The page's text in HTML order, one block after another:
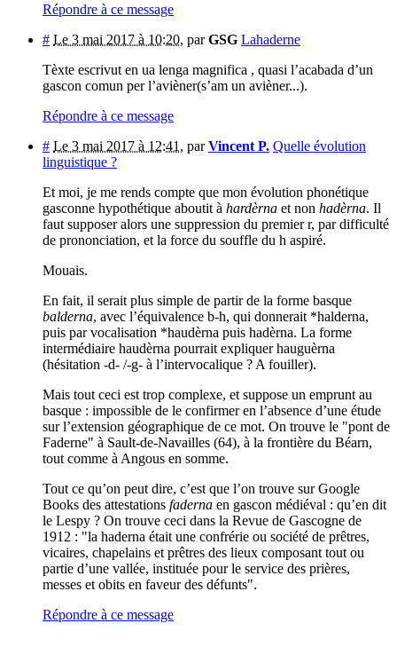
Répondre à ce message
# Le 3 mai 2017 à 10:20, parGSG Lahaderne
Tèxte escrivut en ua lenga magnifica , quasi l’acabada d’un
gascon comun per l’avièner(s’am un avièner...).
Répondre à ce message
# Le 3 mai 2017 à 12:41 , parVincent P. Quelle évolution
linguistique ?
Et moi, je me rends compte que mon évolution phonétique
gasconne hypothétique aboutit à hardèrna et non hadèrna. Il
faut supposer alors une suppression du premier r, par difficulté
de prononciation, et la force du souffle du h aspiré.
Mouais.
En fait, il serait plus simple de partir de la forme basque
balderna, avec l’équivalence b-h, qui donnerait *halderna,
puis par vocalisation *haudèrna puis hadèrna. La forme
intermédiaire haudèrna pourrait expliquer hauguèrna
(hésitation -d- /-g- à l’intervocalique ? A fouiller).
Mais tout ceci est trop complexe, et suppose un emprunt au
basque : impossible de le confirmer en l’absence d’une étude
sur l’extension géographique de ce mot. On trouve le "pont de
Faderne" à Sault-de-Navailles (64), à la frontière du Béarn,
tout comme à Angous en somme.
Tout ce qu’on peut dire, c’est que l’on trouve sur Google
Books des attestations faderna en gascon médiéval : qu’en dit
le Lespy ? On trouve ceci dans la Revue de Gascogne de
1912 : "la haderna était une confrérie ou société de prêtres,
vicaires, chapelains et prêtres des lieux composant tout ou
partie d’une vallée, instituée pour le service des prières,
messes et obits en faveur des défunts".
Répondre à ce message